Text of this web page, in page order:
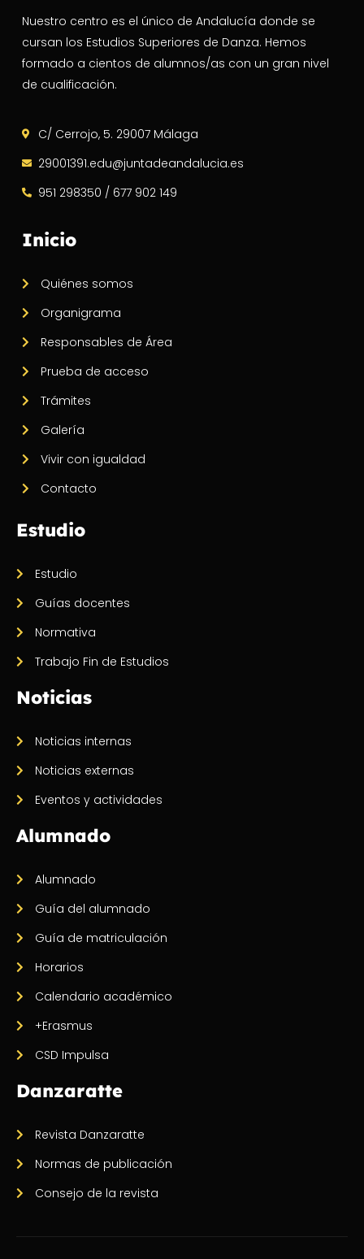
Nuestro centro es el único de Andalucía donde se
cursan los Estudios Superiores de Danza. Hemos
formado a cientos de alumnos/as con un gran nivel
de cualificación.
C/ Cerrojo, 5. 29007 Málaga
29001391.edu@juntadeandalucia.es
951 298350 / 677 902 149
Inicio
Quiénes somos
Organigrama
Responsables de Área
Prueba de acceso
Trámites
Galería
Vivir con igualdad
Contacto
Estudio
Estudio
Guías docentes
Normativa
Trabajo Fin de Estudios
Noticias
Noticias internas
Noticias externas
Eventos y actividades
Alumnado
Alumnado
Guía del alumnado
Guía de matriculación
Horarios
Calendario académico
+Erasmus
CSD Impulsa
Danzaratte
Revista Danzaratte
Normas de publicación
Consejo de la revista